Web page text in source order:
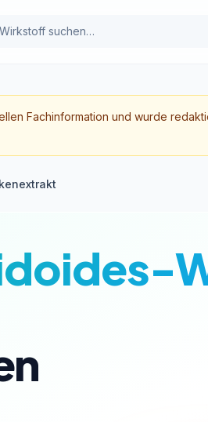
Fachinformation und wurde